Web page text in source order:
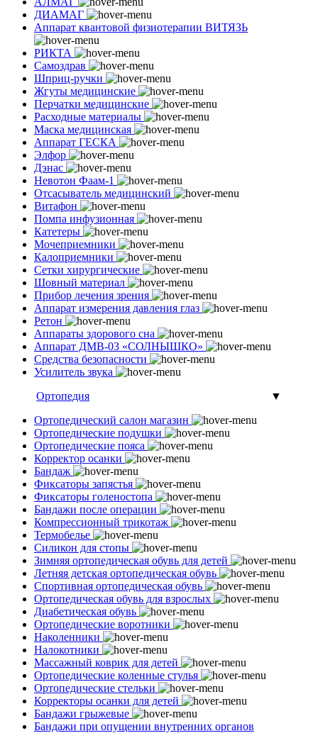
ДИАМАГ
Аппарат квантовой физиотерапии ВИТЯЗЬ
РИКТА
Самоздрав
Шприц-ручки
Жгуты медицинские
Перчатки медицинские
Расходные материалы
Маска медицинская
Аппарат ГЕСКА
Элфор
Дэнас
Невотон Фаам-1
Отсасыватель медицинский
Витафон
Помпа инфузионная
Катетеры
Мочеприемники
Калоприемники
Сетки хирургические
Шовный материал
Прибор лечения зрения
Аппарат измерения давления глаз
Ретон
Аппараты здорового сна
Аппарат ДМВ-03 «СОЛНЫШКО»
Средства безопасности
Усилитель звука
Ортопедия
▼
Ортопедический салон магазин
Ортопедические подушки
Ортопедические пояса
Корректор осанки
Бандаж
Фиксаторы запястья
Фиксаторы голеностопа
Бандажи после операции
Компрессионный трикотаж
Термобелье
Силикон для стопы
Зимняя ортопедическая обувь для детей
Летняя детская ортопедическая обувь
Спортивная ортопедическая обувь
Ортопедическая обувь для взрослых
Диабетическая обувь
Ортопедические воротники
Наколенники
Налокотники
Массажный коврик для детей
Ортопедические коленные стулья
Ортопедические стельки
Корректоры осанки для детей
Бандажи грыжевые
Бандажи при опущении внутренних органов